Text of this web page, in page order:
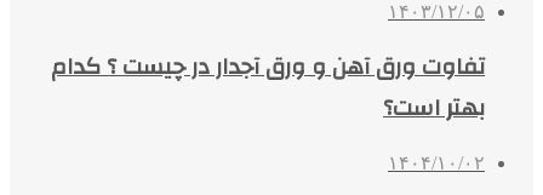
۱۴۰۳/۱۲/۰۵
تفاوت ورق آهن و ورق آجدار در چیست ؟ کدام
بهتر است؟
۱۴۰۴/۱۰/۰۲